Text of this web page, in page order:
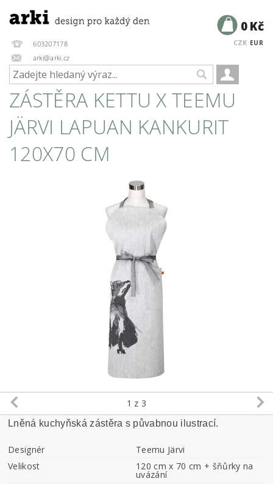
603207178
arki@arki.cz
CZK EUR
0 Kč
ZÁSTĚRA KETTU X TEEMU
JÄRVI LAPUAN KANKURIT
120X70 CM
1 z 3
Lněná kuchyňská zástěra s půvabnou ilustrací.
Designér
Teemu Järvi
Velikost
120 cm x 70 cm + šňůrky na
uvázání